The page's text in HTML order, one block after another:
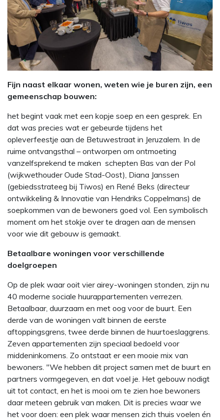
Fijn naast elkaar wonen, weten wie je buren zijn, een
gemeenschap bouwen:
het begint vaak met een kopje soep en een gesprek. En
dat was precies wat er gebeurde tijdens het
opleverfeestje aan de Betuwestraat in Jeruzalem. In de
ruime ontvangsthal – ontworpen om ontmoeting
vanzelfsprekend te maken schepten Bas van der Pol
(wijkwethouder Oude Stad-Oost), Diana Janssen
(gebiedsstrateeg bij Tiwos) en René Beks (directeur
ontwikkeling & Innovatie van Hendriks Coppelmans) de
soepkommen van de bewoners goed vol. Een symbolisch
moment om het stokje over te dragen aan de mensen
voor wie dit gebouw is gemaakt.
Betaalbare woningen voor verschillende
doelgroepen
Op de plek waar ooit vier airey-woningen stonden, zijn nu
40 moderne sociale huurappartementen verrezen.
Betaalbaar, duurzaam en met oog voor de buurt. Een
derde van de woningen valt binnen de eerste
aftoppingsgrens, twee derde binnen de huurtoeslaggrens.
Zeven appartementen zijn speciaal bedoeld voor
middeninkomens. Zo ontstaat er een mooie mix van
bewoners. "We hebben dit project samen met de buurt en
partners vormgegeven, en dat voel je. Het gebouw nodigt
uit tot contact, en het is mooi om te zien hoe bewoners
daar meteen gebruik van maken. Dit is precies waar we
het voor doen: een plek waar mensen zich thuis voelen én